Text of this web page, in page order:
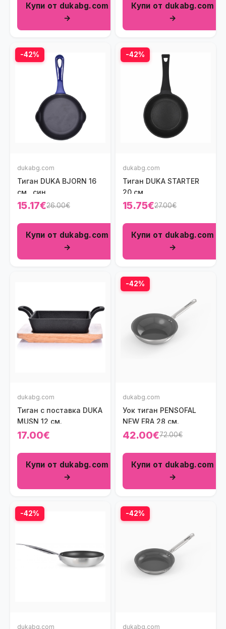
Купи от dukabg.com
→
Купи от dukabg.com
→
-42%
dukabg.com
Тиган DUKA BJORN 16
cм., син
15.17€26.00€
Купи от dukabg.com
→
-42%
dukabg.com
Тиган DUKA STARTER
20 см.
15.75€27.00€
Купи от dukabg.com
→
dukabg.com
Тиган с поставка DUKA
MUSN 12 см.
17.00€
Купи от dukabg.com
→
-42%
dukabg.com
Уок тиган PENSOFAL
NEW ERA 28 см.
42.00€72.00€
Купи от dukabg.com
→
-42%
dukabg.com
-42%
dukabg.com